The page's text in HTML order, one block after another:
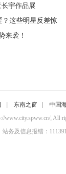
宇作品展
？这些明星反差惊
来袭！
东南之窗
中国
www.city.spww.cn/,
站务及信息报错：